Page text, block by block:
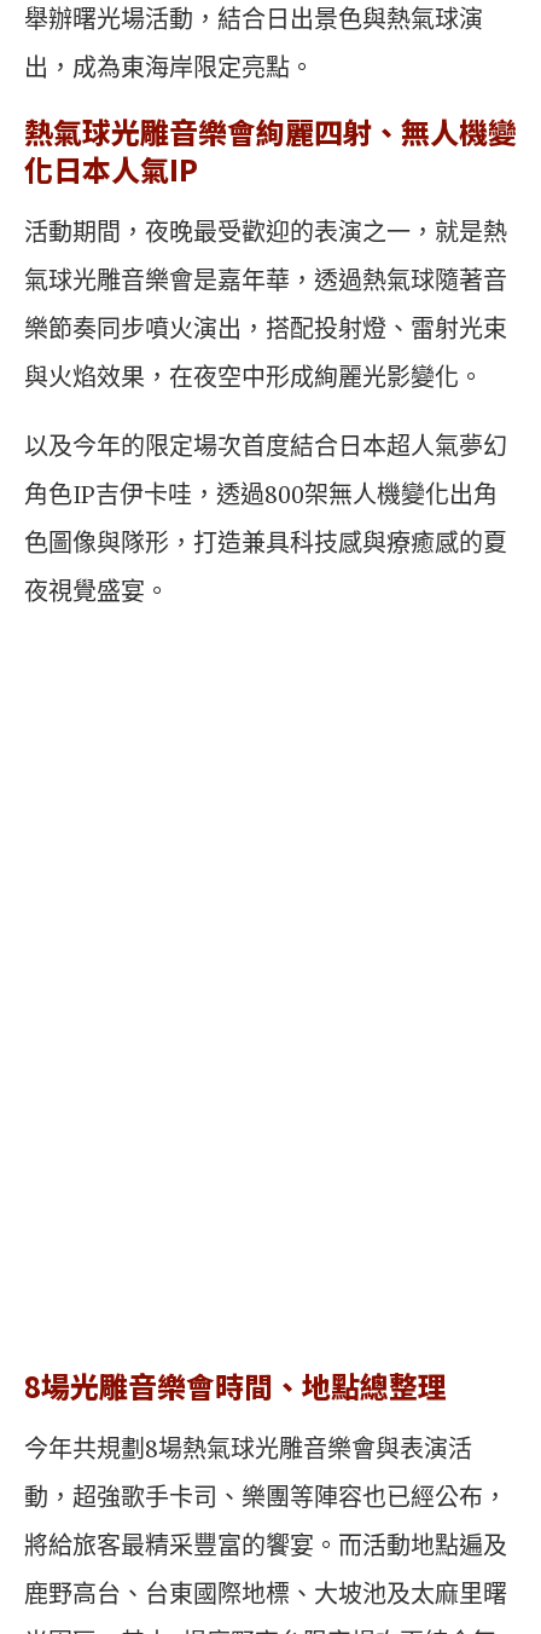
舉辦曙光場活動，結合日出景色與熱氣球演
出，成為東海岸限定亮點。
熱氣球光雕音樂會絢麗四射、無人機變
化日本人氣IP
活動期間，夜晚最受歡迎的表演之一，就是熱
氣球光雕音樂會是嘉年華，透過熱氣球隨著音
樂節奏同步噴火演出，搭配投射燈、雷射光束
與火焰效果，在夜空中形成絢麗光影變化。
以及今年的限定場次首度結合日本超人氣夢幻
角色IP吉伊卡哇，透過800架無人機變化出角
色圖像與隊形，打造兼具科技感與療癒感的夏
夜視覺盛宴。
8場光雕音樂會時間、地點總整理
今年共規劃8場熱氣球光雕音樂會與表演活
動，超強歌手卡司、樂團等陣容也已經公布，
將給旅客最精采豐富的饗宴。而活動地點遍及
鹿野高台、台東國際地標、大坡池及太麻里曙